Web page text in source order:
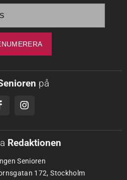
på
Redaktionen
Senioren
172, Stockholm